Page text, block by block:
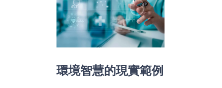
環境智慧的現實範例